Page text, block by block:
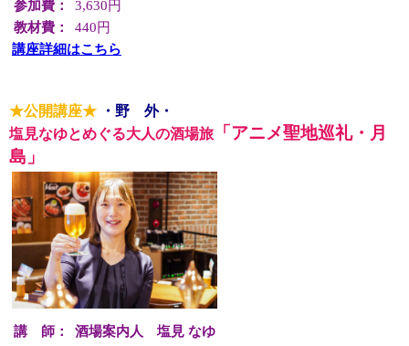
参加費：
3,630円
教材費：
440円
講座詳細はこちら
★公開講座★
・野 外・
塩見なゆとめぐる大人の酒場旅
「アニメ聖地巡礼・月
島」
講 師：
酒場案内人 塩見 なゆ